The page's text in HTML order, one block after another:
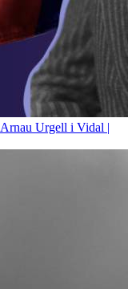
Arnau Urgell i Vidal |